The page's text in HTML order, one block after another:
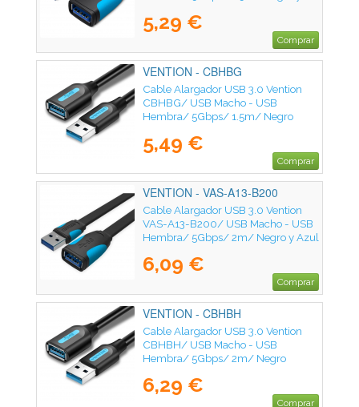
5,29 €
Comprar
VENTION - CBHBG
Cable Alargador USB 3.0 Vention
CBHBG/ USB Macho - USB
Hembra/ 5Gbps/ 1.5m/ Negro
5,49 €
Comprar
VENTION - VAS-A13-B200
Cable Alargador USB 3.0 Vention
VAS-A13-B200/ USB Macho - USB
Hembra/ 5Gbps/ 2m/ Negro y Azul
6,09 €
Comprar
VENTION - CBHBH
Cable Alargador USB 3.0 Vention
CBHBH/ USB Macho - USB
Hembra/ 5Gbps/ 2m/ Negro
6,29 €
Comprar